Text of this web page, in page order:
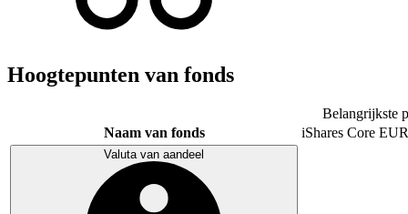
Hoogtepunten van fonds
Belangrijkste
Naam van fonds
iShares Core
Valuta van aandeel